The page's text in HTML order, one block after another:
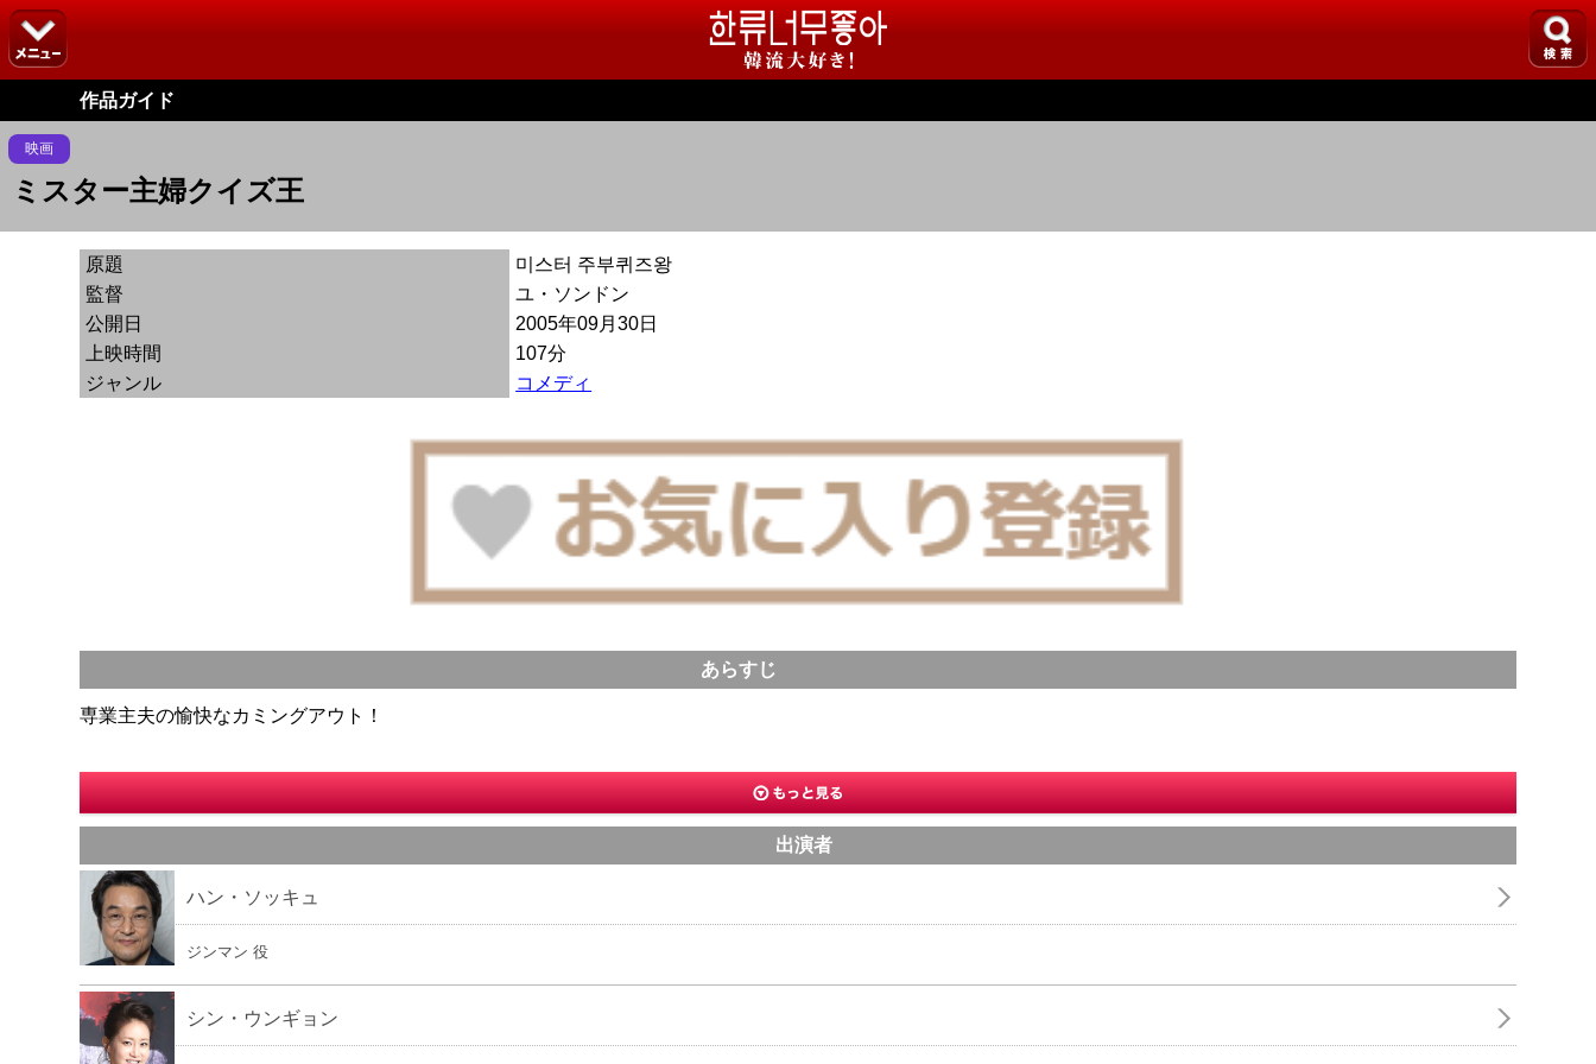
作品ガイド
映画
ミスター主婦クイズ王
原題
미스터 주부퀴즈왕
監督
ユ・ソンドン
公開日
2005年09月30日
上映時間
107分
ジャンル
コメディ
あらすじ
専業主夫の愉快なカミングアウト！
出演者
ハン・ソッキュ
ジンマン 役
シン・ウンギョン